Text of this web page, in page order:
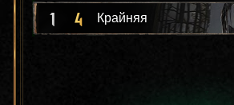
1 4 Крайняя